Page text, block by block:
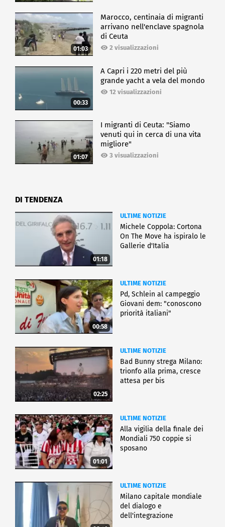
01:03
Marocco, centinaia di migranti
arrivano nell'enclave spagnola
di Ceuta
2 visualizzazioni
00:33
A Capri i 220 metri del più
grande yacht a vela del mondo
12 visualizzazioni
01:07
I migranti di Ceuta: "Siamo
venuti qui in cerca di una vita
migliore"
3 visualizzazioni
DI TENDENZA
01:18
ULTIME NOTIZIE
Michele Coppola: Cortona
On The Move ha ispiralo le
Gallerie d'Italia
00:58
ULTIME NOTIZIE
Pd, Schlein al campeggio
Giovani dem: "conoscono
priorità italiani"
02:25
ULTIME NOTIZIE
Bad Bunny strega Milano:
trionfo alla prima, cresce
attesa per bis
01:01
ULTIME NOTIZIE
Alla vigilia della finale dei
Mondiali 750 coppie si
sposano
ULTIME NOTIZIE
Milano capitale mondiale
del dialogo e
dell'integrazione